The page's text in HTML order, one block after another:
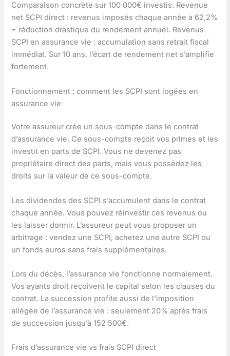
Comparaison concrète sur 100 000€ investis. Revenue
net SCPI direct : revenus imposés chaque année à 62,2%
= réduction drastique du rendement annuel. Revenus
SCPI en assurance vie : accumulation sans retrait fiscal
immédiat. Sur 10 ans, l’écart de rendement net s’amplifie
fortement.
Fonctionnement : comment les SCPI sont logées en
assurance vie
Votre assureur crée un sous-compte dans le contrat
d’assurance vie. Ce sous-compte reçoit vos primes et les
investit en parts de SCPI. Vous ne devenez pas
propriétaire direct des parts, mais vous possédez les
droits sur la valeur de ce sous-compte.
Les dividendes des SCPI s’accumulent dans le contrat
chaque année. Vous pouvez réinvestir ces revenus ou
les laisser dormir. L’assureur peut vous proposer un
arbitrage : vendez une SCPI, achetez une autre SCPI ou
un fonds euros sans frais supplémentaires.
Lors du décès, l’assurance vie fonctionne normalement.
Vos ayants droit reçoivent le capital selon les clauses du
contrat. La succession profite aussi de l’imposition
allégée de l’assurance vie : seulement 20% après frais
de succession jusqu’à 152 500€.
Frais d’assurance vie vs frais SCPI direct